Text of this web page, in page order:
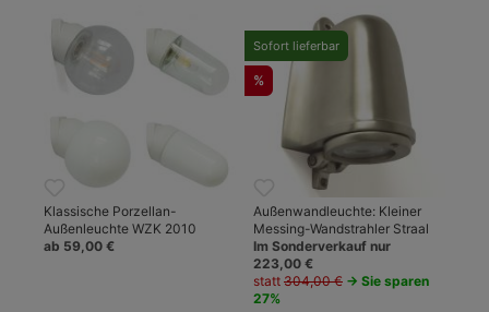
Klassische Porzellan-
Außenleuchte WZK 2010
ab 59,00 €
Sofort lieferbar
%
Außenwandleuchte: Kleiner
Messing-Wandstrahler Straal
Im Sonderverkauf nur
223,00 €
statt 304,00 € → Sie sparen
27%